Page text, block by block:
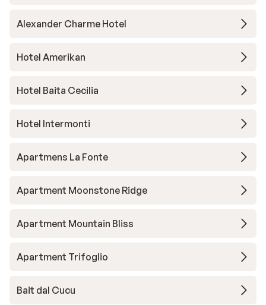
Alexander Charme Hotel
Hotel Amerikan
Hotel Baita Cecilia
Hotel Intermonti
Apartmens La Fonte
Apartment Moonstone Ridge
Apartment Mountain Bliss
Apartment Trifoglio
Bait dal Cucu